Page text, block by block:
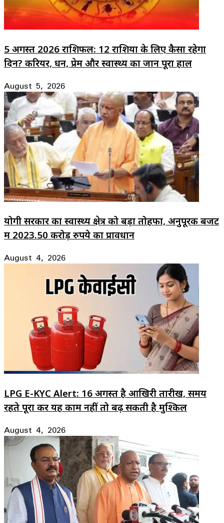
5 अगस्त 2026 राशिफल: 12 राशियों के लिए कैसा रहेगा
दिन? करियर, धन, प्रेम और स्वास्थ्य का जानें पूरा हाल
August 5, 2026
योगी सरकार का स्वास्थ्य क्षेत्र को बड़ा तोहफा, अनुपूरक बजट
में 2023.50 करोड़ रुपये का प्रावधान
August 4, 2026
LPG E-KYC Alert: 16 अगस्त है आखिरी तारीख, समय
रहते पूरा करें यह काम नहीं तो बढ़ सकती है मुश्किल
August 4, 2026